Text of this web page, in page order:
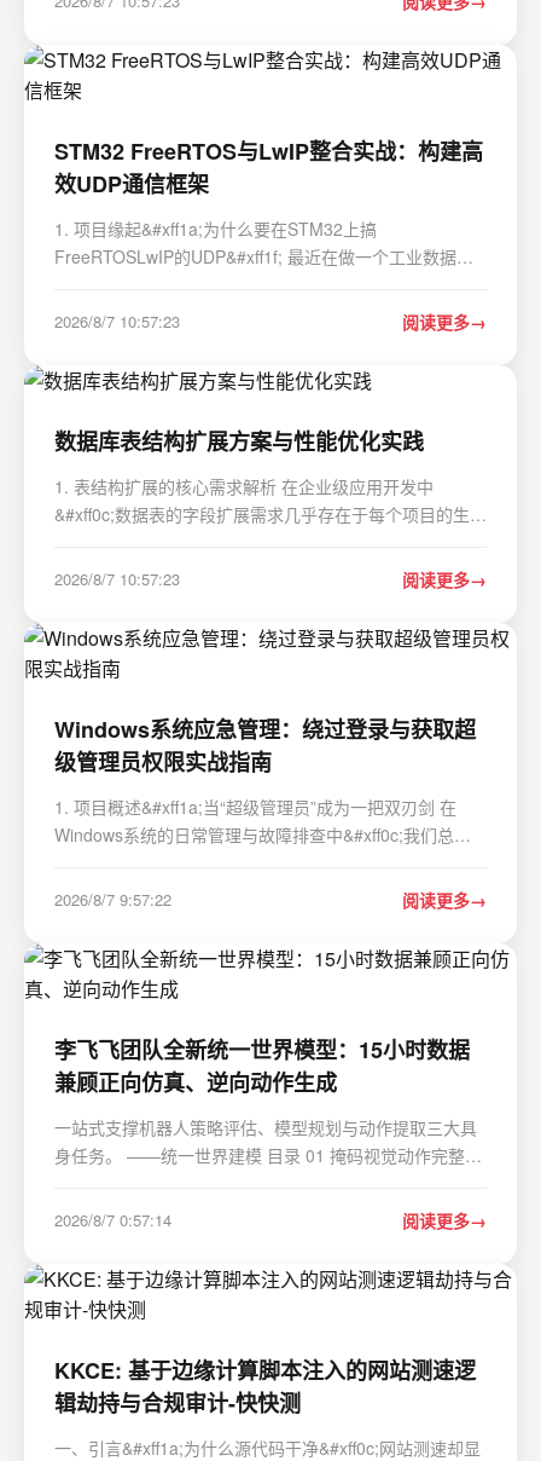
STM32 FreeRTOS与LwIP整合实战：构建高
效UDP通信框架
1. 项目缘起&#xff1a;为什么要在STM32上搞
FreeRTOSLwIP的UDP&#xff1f; 最近在做一个工业数据采
数据&#xff0c;实时、可靠地汇总到一台本地服务器上。传感
2026/8/7 10:57:23 阅读更多
数据库表结构扩展方案与性能优化实践
1. 表结构扩展的核心需求解析 在企业级应用开发中
&#xff0c;数据表的字段扩展需求几乎存在于每个项目的生命
设计的商品表只有20个基础字段&#xff0c;但随着运营需求
2026/8/7 10:57:23 阅读更多
Windows系统应急管理：绕过登录与获取超
级管理员权限实战指南
1. 项目概述&#xff1a;当“超级管理员”成为一把双刃剑 在
Windows系统的日常管理与故障排查中&#xff0c;我们总会
&#xff0c;前员工离职后没有留下本地账户密码&#xff1b;又或
2026/8/7 9:57:22 阅读更多
李飞飞团队全新统一世界模型：15小时数据
兼顾正向仿真、逆向动作生成
一站式支撑机器人策略评估、模型规划与动作提取三大具
身任务。 ——统一世界建模 目录 01 掩码视觉动作完整技
两类互补掩码数据集构建方案 轻量化LoRA微调方案
2026/8/7 0:57:14 阅读更多
KKCE: 基于边缘计算脚本注入的网站测速逻
辑劫持与合规审计-快快测
一、引言&#xff1a;为什么源代码干净&#xff0c;网站测速却显